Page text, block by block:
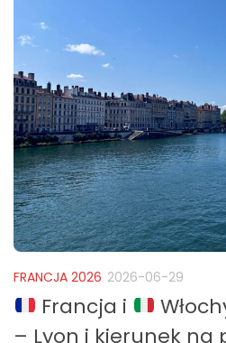
FRANCJA 2026 2026-06-29
Francja i
– Lyon i kierunek na